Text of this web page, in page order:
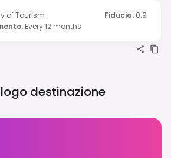
of Tourism Fiducia: 0.9
: Every 12 months
destinazione